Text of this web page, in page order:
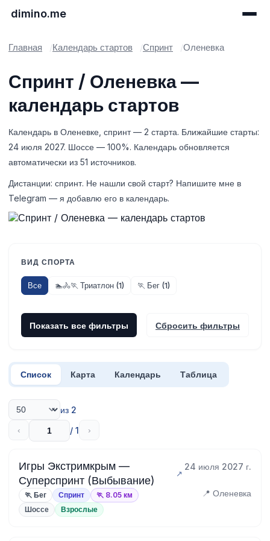
dimino.me
Главная Календарь стартов Спринт Оленевка
Спринт / Оленевка —
календарь стартов
Календарь в Оленевке, спринт — 2 старта. Ближайшие старты:
24 июля 2027. Шоссе — 100%. Календарь обновляется
автоматически из 51 источников.
Дистанции: спринт. Не нашли свой старт? Напишите мне в
Telegram — я добавлю его в календарь.
ВИД СПОРТА
Все 🏊🚴🏃 Триатлон (1) 🏃 Бег (1)
Показать все фильтры Сбросить фильтры
Список Карта Календарь Таблица
из 2
‹ / 1 ›
Игры Экстримкрым —
Суперспринт (Выбывание)
24 июля 2027 г.
🏃 Бег Спринт 🏃 8.05 км 📍 Оленевка
Шоссе Взрослые